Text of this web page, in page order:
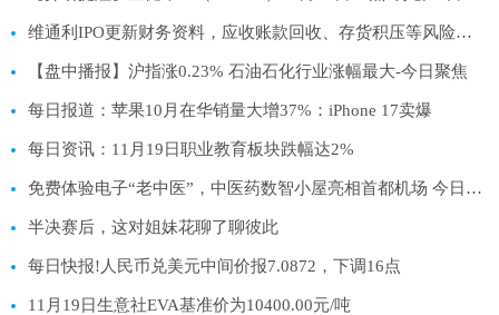
维通利IPO更新财务资料，应收账款回收、存货积压等风险受关注
【盘中播报】沪指涨0.23% 石油石化行业涨幅最大-今日聚焦
每日报道：苹果10月在华销量大增37%：iPhone 17卖爆
每日资讯：11月19日职业教育板块跌幅达2%
免费体验电子“老中医”，中医药数智小屋亮相首都机场 今日热门
半决赛后，这对姐妹花聊了聊彼此
每日快报!人民币兑美元中间价报7.0872，下调16点
11月19日生意社EVA基准价为10400.00元/吨